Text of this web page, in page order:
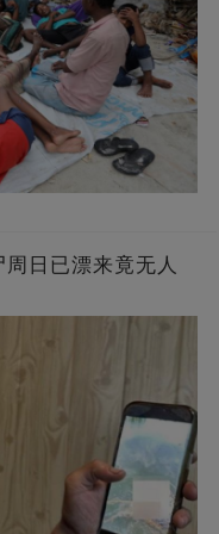
日已漂来竟无人